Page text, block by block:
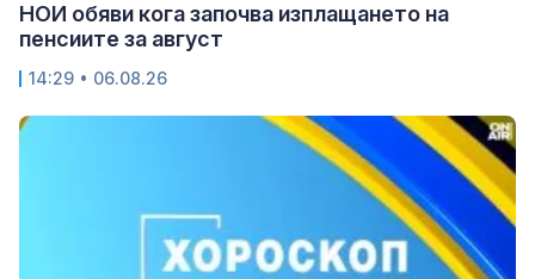
НОИ обяви кога започва изплащането на
пенсиите за август
14:29 • 06.08.26